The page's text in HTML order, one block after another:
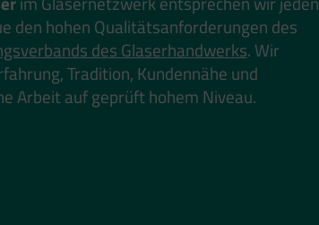
den hohen Qualitätsanforderungen des
des Glaserhandwerks. Wir
Tradition, Kundennähe und
Arbeit auf geprüft hohem Niveau.